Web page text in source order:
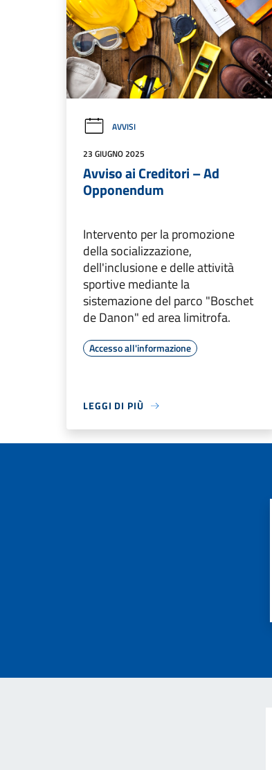
AVVISI
23 GIUGNO 2025
Avviso ai Creditori – Ad
Opponendum
Intervento per la promozione
della socializzazione,
dell'inclusione e delle attività
sportive mediante la
sistemazione del parco "Boschet
de Danon" ed area limitrofa.
Accesso all'informazione
LEGGI DI PIÙ